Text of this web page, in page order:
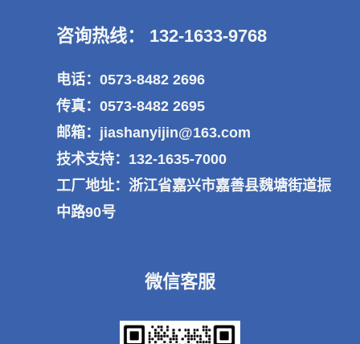
咨询热线： 132-1633-9768
电话：0573-8482 2696
传真：0573-8482 2695
邮箱：jiashanyijin@163.com
技术支持：132-1635-7000
工厂地址：浙江省嘉兴市嘉善县魏塘街道振
中路90号
微信客服